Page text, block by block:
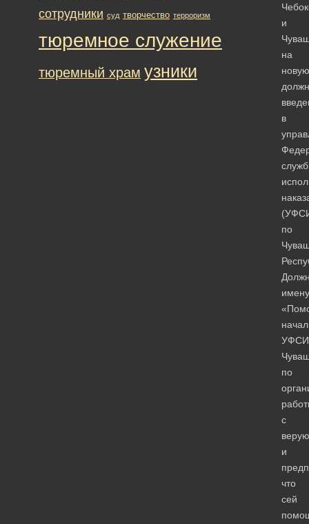
и
на
новую
в
по
по
с
и
что
сей
сотрудники суд творчество терроризм
тюремное служение
тюремный храм узники